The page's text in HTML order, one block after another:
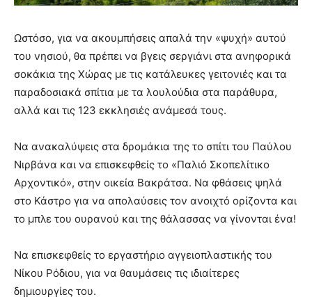
Ωστόσο, για να ακουμπήσεις απαλά την «ψυχή» αυτού
του νησιού, θα πρέπει να βγεις σεργιάνι στα ανηφορικά
σοκάκια της Χώρας με τις κατάλευκες γειτονιές και τα
παραδοσιακά σπίτια με τα λουλούδια στα παράθυρα,
αλλά και τις 123 εκκλησιές ανάμεσά τους.
Να ανακαλύψεις στα δρομάκια της το σπίτι του Παύλου
Νιρβάνα και να επισκεφθείς το «Παλιό Σκοπελίτικο
Αρχοντικό», στην οικεία Βακράτσα. Να φθάσεις ψηλά
στο Κάστρο για να απολαύσεις τον ανοιχτό ορίζοντα και
το μπλε του ουρανού και της θάλασσας να γίνονται ένα!
Να επισκεφθείς το εργαστήριο αγγειοπλαστικής του
Νίκου Ρόδιου, για να θαυμάσεις τις ιδιαίτερες
δημιουργίες του.